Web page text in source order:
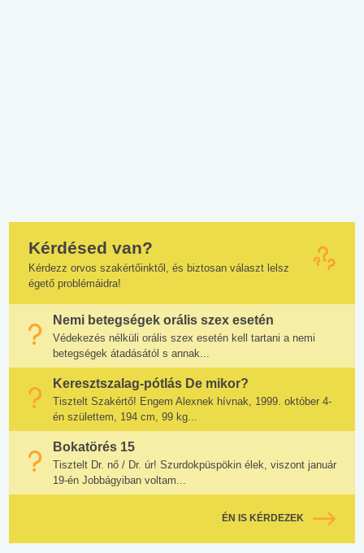
Kérdésed van?
Kérdezz orvos szakértőinktől, és biztosan választ lelsz
égető problémáidra!
Nemi betegségek orális szex esetén
Védekezés nélküli orális szex esetén kell tartani a nemi
betegségek átadásától s annak...
Keresztszalag-pótlás De mikor?
Tisztelt Szakértő! Engem Alexnek hívnak, 1999. október 4-
én születtem, 194 cm, 99 kg...
Bokatörés 15
Tisztelt Dr. nő / Dr. úr! Szurdokpüspökin élek, viszont január
19-én Jobbágyiban voltam...
ÉN IS KÉRDEZEK